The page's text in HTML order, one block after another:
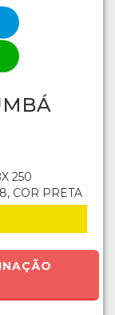
250
COR PRETA